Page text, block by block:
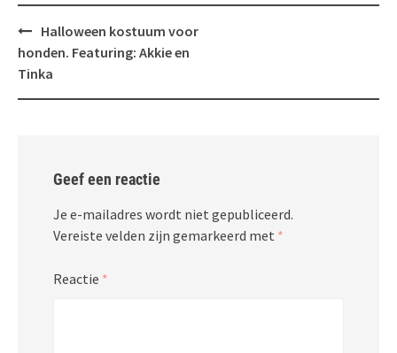
Bericht
navigatie
Halloween kostuum voor
honden. Featuring: Akkie en
Tinka
Geef een reactie
Je e-mailadres wordt niet gepubliceerd.
Vereiste velden zijn gemarkeerd met *
Reactie *